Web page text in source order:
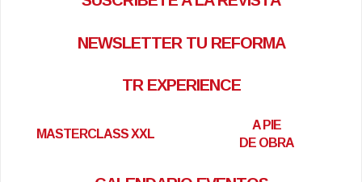
NEWSLETTER TU REFORMA
TR EXPERIENCE
MASTERCLASS XXL
A PIE
DE OBRA